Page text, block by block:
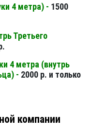
4 метра) - 1500
Третьего
4 метра (внутрь
- 2000 р. и только
компании